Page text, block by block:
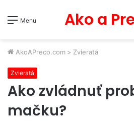
Menu Ako a
AkoAPreco.com > Zvieratá
Zvieratá
Ako zvládnuť
mačku?